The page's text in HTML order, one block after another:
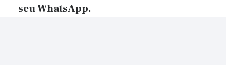
seu WhatsApp.